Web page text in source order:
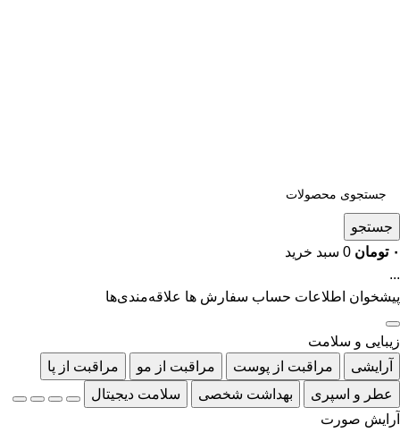
جستجو
۰ تومان 0 سبد خرید
...
پیشخوان اطلاعات حساب سفارش ها علاقه‌مندی‌ها
زیبایی و سلامت
آرایشی
مراقبت از پوست مراقبت از مو
مراقبت از پا
عطر و اسپری
بهداشت شخصی
سلامت دیجیتال
آرایش صورت